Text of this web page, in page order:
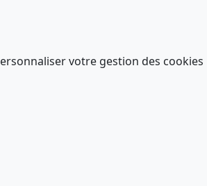
votre gestion des cookies